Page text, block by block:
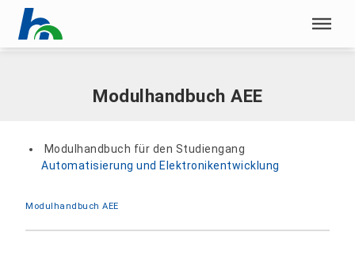
Menü überspringen
Home |Dokumente
Modulhandbuch AEE
Modulhandbuch für den Studiengang
Automatisierung und Elektronikentwicklung
Modulhandbuch AEE